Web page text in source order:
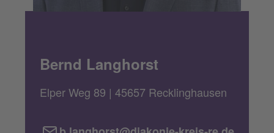
Bernd Langhorst
Elper Weg 89 | 45657 Recklinghausen